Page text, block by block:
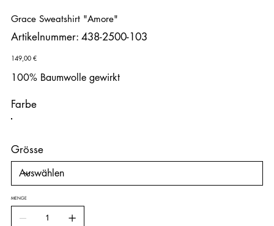
Grace Sweatshirt "Amore"
Artikelnummer:
Artikelnummer:
438-
438-2500-103
Preis
149,00 €
100% Baumwolle gewirkt
Farbe
Grösse
MENGE